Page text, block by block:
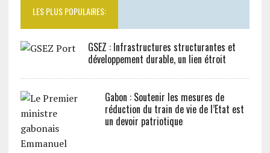
LES PLUS POPULAIRES:
GSEZ : Infrastructures structurantes et
développement durable, un lien étroit
Gabon : Soutenir les mesures de
réduction du train de vie de l’Etat est
un devoir patriotique